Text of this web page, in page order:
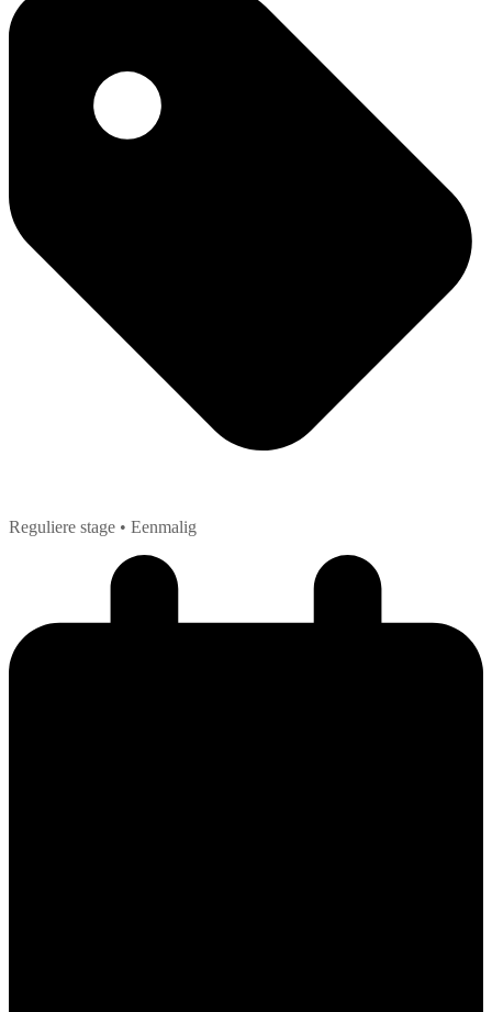
Reguliere stage • Eenmalig